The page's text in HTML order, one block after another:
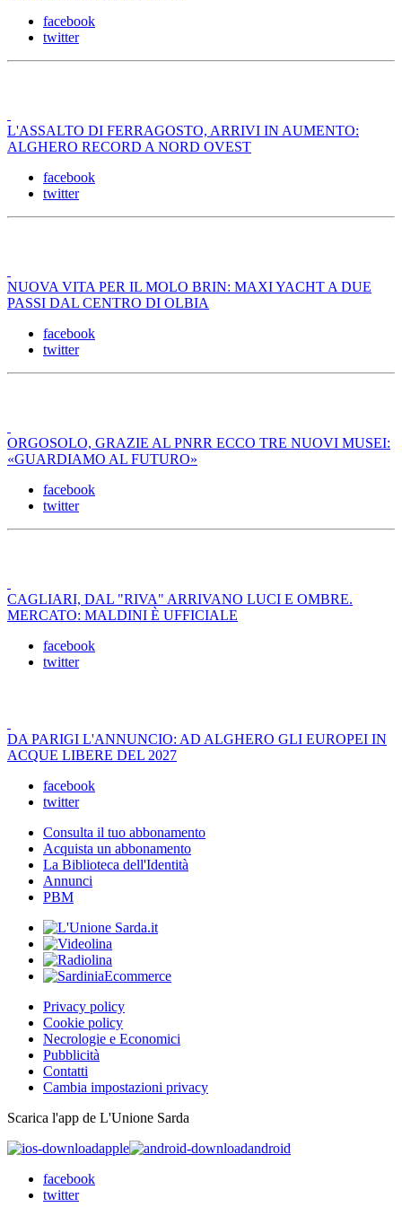
facebook
twitter
L'ASSALTO DI FERRAGOSTO, ARRIVI IN AUMENTO:
ALGHERO RECORD A NORD OVEST
facebook
twitter
NUOVA VITA PER IL MOLO BRIN: MAXI YACHT A DUE
PASSI DAL CENTRO DI OLBIA
facebook
twitter
ORGOSOLO, GRAZIE AL PNRR ECCO TRE NUOVI MUSEI:
«GUARDIAMO AL FUTURO»
facebook
twitter
CAGLIARI, DAL "RIVA" ARRIVANO LUCI E OMBRE.
MERCATO: MALDINI È UFFICIALE
facebook
twitter
DA PARIGI L'ANNUNCIO: AD ALGHERO GLI EUROPEI IN
ACQUE LIBERE DEL 2027
facebook
twitter
Consulta il tuo abbonamento
Acquista un abbonamento
La Biblioteca dell'Identità
Annunci
PBM
Privacy policy
Cookie policy
Necrologie e Economici
Pubblicità
Contatti
Cambia impostazioni privacy
Scarica l'app de L'Unione Sarda
apple
android
facebook
twitter